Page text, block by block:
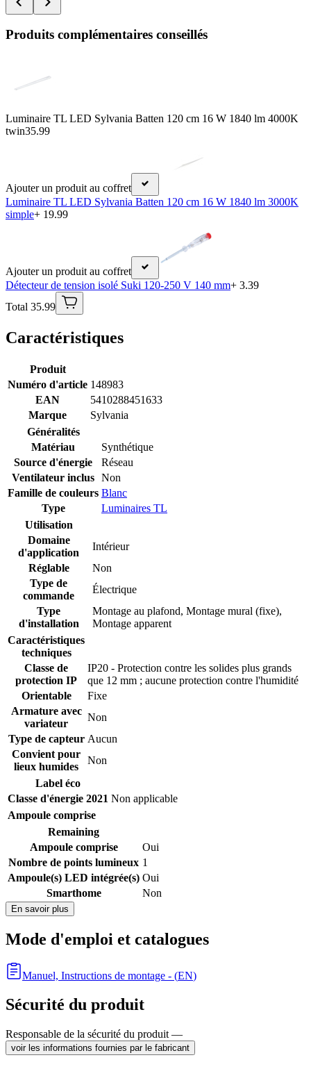
Produits complémentaires conseillés
Luminaire TL LED Sylvania Batten 120 cm 16 W 1840 lm 4000K
twin35.99
Ajouter un produit au coffret
Luminaire TL LED Sylvania Batten 120 cm 16 W 1840 lm 3000K
simple+ 19.99
Ajouter un produit au coffret
Détecteur de tension isolé Suki 120-250 V 140 mm+ 3.39
Total 35.99
Caractéristiques
Produit
Numéro d'article 148983
EAN
5410288451633
Marque
Sylvania
Généralités
Matériau
Synthétique
Source d'énergie
Réseau
Ventilateur inclus Non
Famille de couleurs Blanc
Type
Luminaires TL
Utilisation
Domaine
d'application
Intérieur
Réglable
Non
Type de
commande
Électrique
Type
d'installation
Montage au plafond, Montage mural (fixe),
Montage apparent
Caractéristiques
techniques
Classe de
protection IP
IP20 - Protection contre les solides plus grands
que 12 mm ; aucune protection contre l'humidité
Orientable
Fixe
Armature avec
variateur
Non
Type de capteur Aucun
Convient pour
lieux humides
Non
Label éco
Classe d'énergie 2021 Non applicable
Ampoule comprise
Remaining
Ampoule comprise
Oui
Nombre de points lumineux 1
Ampoule(s) LED intégrée(s) Oui
Smarthome
Non
En savoir plus
Mode d'emploi et catalogues
Manuel, Instructions de montage - (EN)
Sécurité du produit
Responsable de la sécurité du produit —
voir les informations fournies par le fabricant